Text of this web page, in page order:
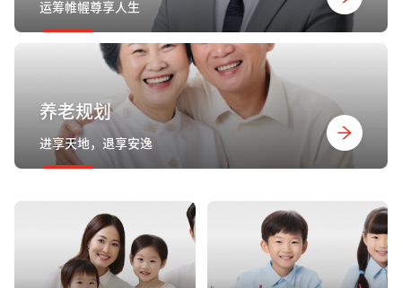
运筹帷幄尊享人生
养老规划
进享天地，退享安逸